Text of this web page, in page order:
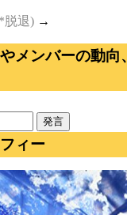
脱退) →
メンバーの動向
ィー